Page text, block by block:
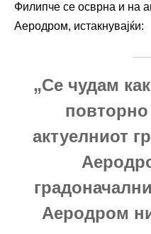
Филипче се осврна и на
Аеродром, истакнувајќи:
„Се чудам
повторно
актуелниот
Аеродром